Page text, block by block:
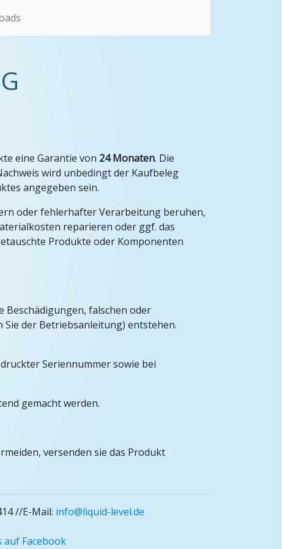
eine Garantie von 24 Monaten. Die
wird unbedingt der Kaufbeleg
angegeben sein.
oder fehlerhafter Verarbeitung beruhen,
reparieren oder ggf. das
Produkte oder Komponenten
Beschädigungen, falschen oder
der Betriebsanleitung) entstehen.
Seriennummer sowie bei
gemacht werden.
versenden sie das Produkt
//E-Mail: info@liquid-level.de
auf Facebook